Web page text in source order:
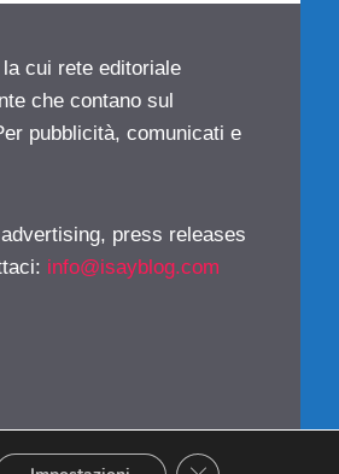
cui rete editoriale
che contano sul
pubblicità, comunicati e
press releases
: info@isayblog.com
CLOSE GDPR